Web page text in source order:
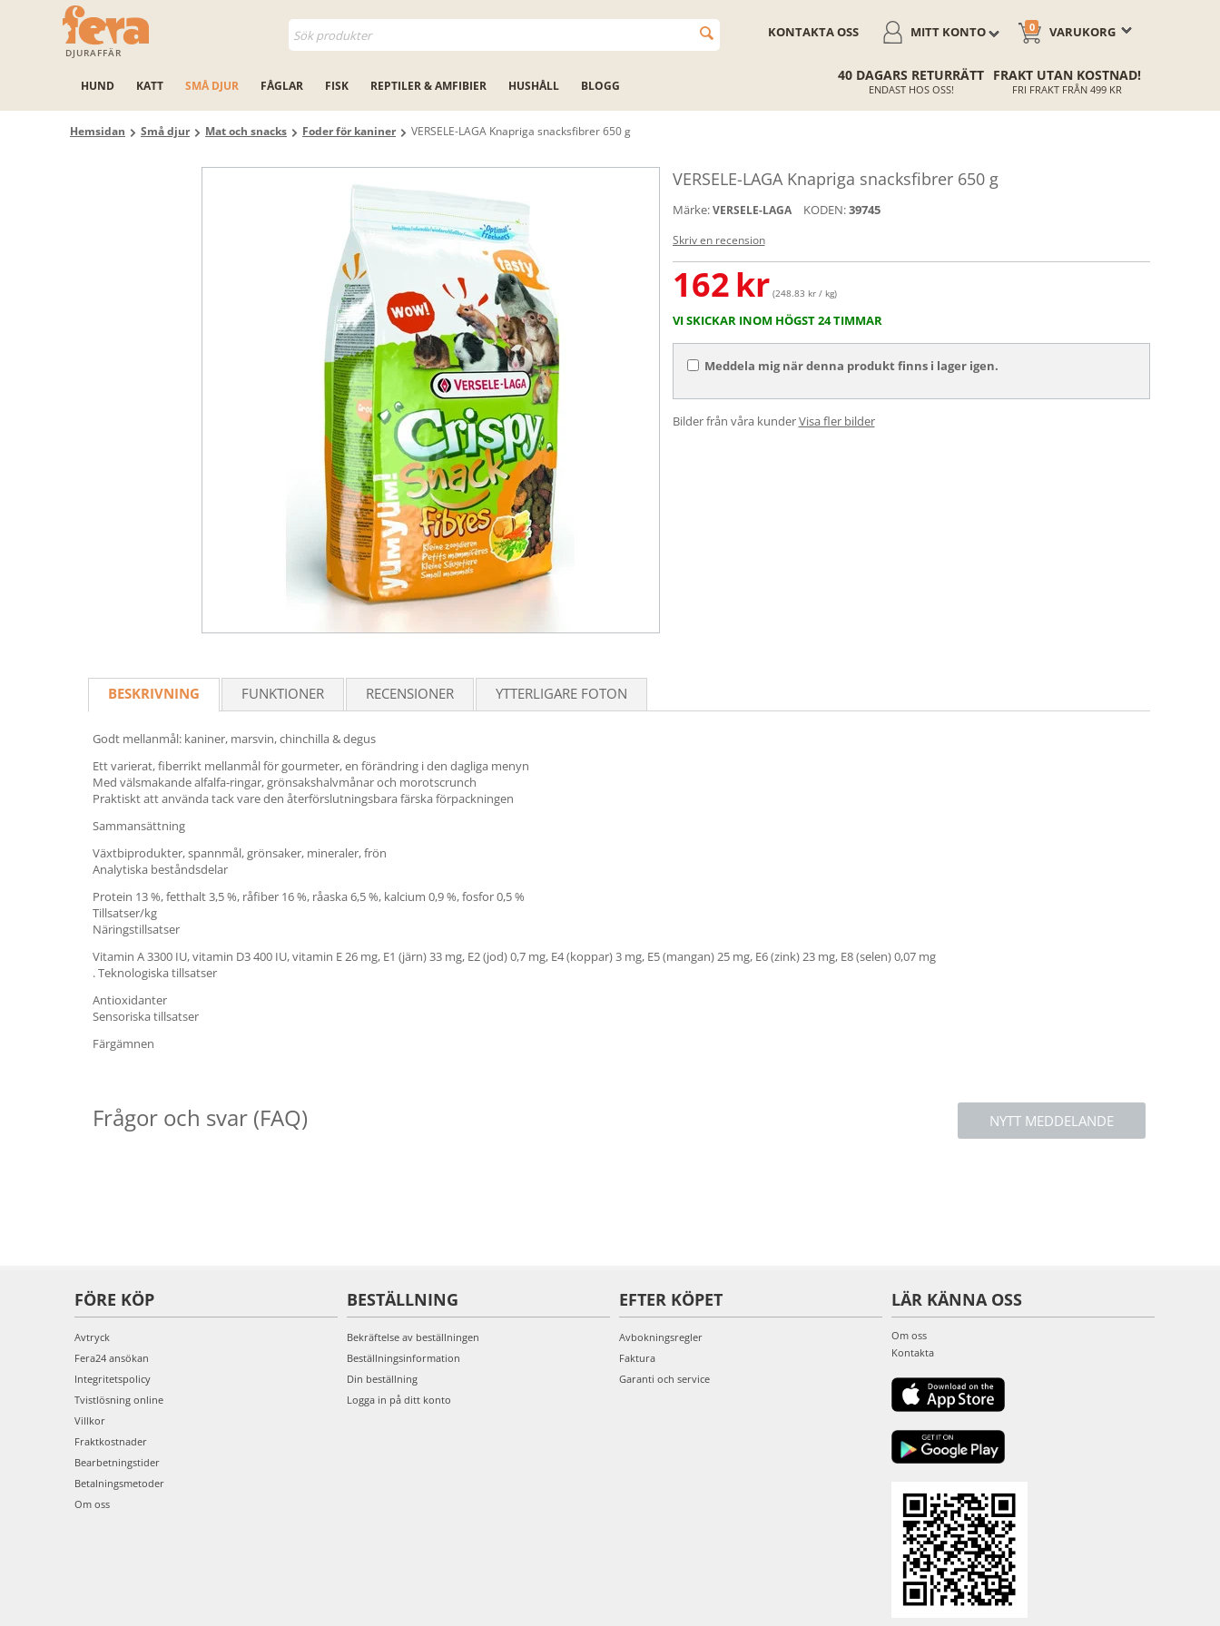
DJURAFFÄR
VARUKORG
0
MITT KONTO
KONTAKTA OSS
HUND KATT SMÅ DJUR FÅGLAR FISK REPTILER & AMFIBIER HUSHÅLL BLOGG
40 DAGARS RETURRÄTT
ENDAST HOS OSS!
FRAKT UTAN KOSTNAD!
FRI FRAKT FRÅN 499 KR
Hemsidan Små djur Mat och snacks Foder för kaniner VERSELE-LAGA Knapriga snacksfibrer 650 g
VERSELE-LAGA Knapriga snacksfibrer 650 g
Märke: VERSELE-LAGA KODEN:39745
Skriv en recension
162kr (248.83 kr / kg)
VI SKICKAR INOM HÖGST 24 TIMMAR
Meddela mig när denna produkt finns i lager igen.
Bilder från våra kunderVisa fler bilder
BESKRIVNING FUNKTIONER RECENSIONER YTTERLIGARE FOTON
Godt mellanmål: kaniner, marsvin, chinchilla & degus
Ett varierat, fiberrikt mellanmål för gourmeter, en förändring i den dagliga menyn
Med välsmakande alfalfa-ringar, grönsakshalvmånar och morotscrunch
Praktiskt att använda tack vare den återförslutningsbara färska förpackningen
Sammansättning
Växtbiprodukter, spannmål, grönsaker, mineraler, frön
Analytiska beståndsdelar
Protein 13 %, fetthalt 3,5 %, råfiber 16 %, råaska 6,5 %, kalcium 0,9 %, fosfor 0,5 %
Tillsatser/kg
Näringstillsatser
Vitamin A 3300 IU, vitamin D3 400 IU, vitamin E 26 mg, E1 (järn) 33 mg, E2 (jod) 0,7 mg, E4 (koppar) 3 mg, E5 (mangan) 25 mg, E6 (zink) 23 mg, E8 (selen) 0,07 mg
. Teknologiska tillsatser
Antioxidanter
Sensoriska tillsatser
Färgämnen
NYTT MEDDELANDE
Frågor och svar (FAQ)
FÖRE KÖP
Avtryck
Fera24 ansökan
Integritetspolicy
Tvistlösning online
Villkor
Fraktkostnader
Bearbetningstider
Betalningsmetoder
Om oss
BESTÄLLNING
Bekräftelse av beställningen
Beställningsinformation
Din beställning
Logga in på ditt konto
EFTER KÖPET
Avbokningsregler
Faktura
Garanti och service
LÄR KÄNNA OSS
Om oss
Kontakta